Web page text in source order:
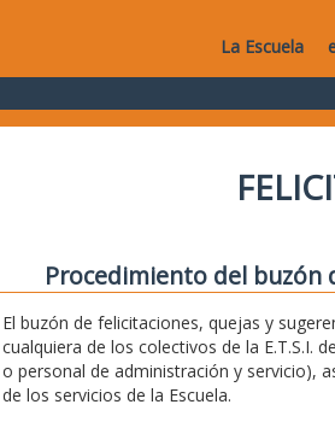
La Escuela
Procedimiento del buzón
El buzón de felicitaciones, quejas y
cualquiera de los colectivos de la E.T.S.I.
o personal de administración y servicio),
de los servicios de la Escuela.